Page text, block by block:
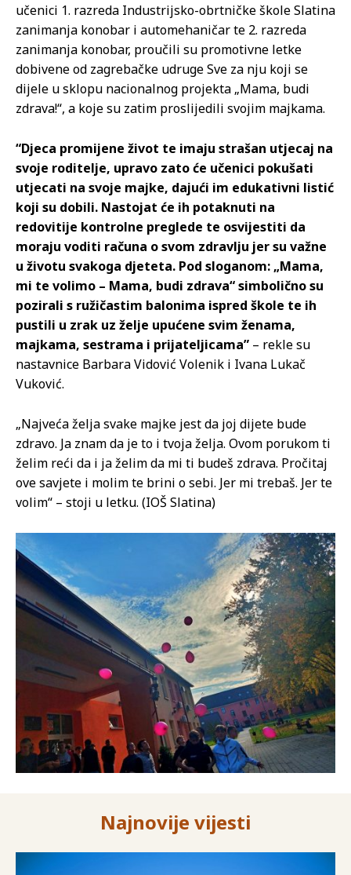
učenici 1. razreda Industrijsko-obrtničke škole Slatina
zanimanja konobar i automehaničar te 2. razreda
zanimanja konobar, proučili su promotivne letke
dobivene od zagrebačke udruge Sve za nju koji se
dijele u sklopu nacionalnog projekta „Mama, budi
zdrava!“, a koje su zatim proslijedili svojim majkama.
“Djeca promijene život te imaju strašan utjecaj na
svoje roditelje, upravo zato će učenici pokušati
utjecati na svoje majke, dajući im edukativni listić
koji su dobili. Nastojat će ih potaknuti na
redovitije kontrolne preglede te osvijestiti da
moraju voditi računa o svom zdravlju jer su važne
u životu svakoga djeteta. Pod sloganom: „Mama,
mi te volimo – Mama, budi zdrava“ simbolično su
pozirali s ružičastim balonima ispred škole te ih
pustili u zrak uz želje upućene svim ženama,
majkama, sestrama i prijateljicama” – rekle su
nastavnice Barbara Vidović Volenik i Ivana Lukač
Vuković.
„Najveća želja svake majke jest da joj dijete bude
zdravo. Ja znam da je to i tvoja želja. Ovom porukom ti
želim reći da i ja želim da mi ti budeš zdrava. Pročitaj
ove savjete i molim te brini o sebi. Jer mi trebaš. Jer te
volim“ – stoji u letku. (IOŠ Slatina)
Najnovije vijesti